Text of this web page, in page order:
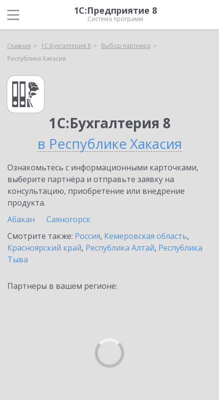
1С:Предприятие 8
Система программ
Главная 1С:Бухгалтерия 8
Выбор партнёра
Республика Хакасия
1С:Бухгалтерия 8
в Республике Хакасия
Ознакомьтесь с информационными карточками,
выберите партнёра и отправьте заявку на
консультацию, приобретение или внедрение
продукта.
Абакан
Саяногорск
Смотрите также: Россия, Кемеровская область,
Красноярский край, Республика Алтай, Республика
Тыва
Партнеры в вашем регионе: